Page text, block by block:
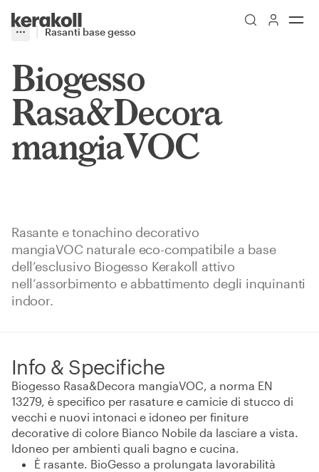
Go to Homepage
More
Toggle menu
Rasanti base gesso
Biogesso
Rasa&Decora
mangiaVOC
Rasante e tonachino decorativo
mangiaVOC naturale eco-compatibile a base
dell’esclusivo Biogesso Kerakoll attivo
nell’assorbimento e abbattimento degli inquinanti
indoor.
Info & Specifiche
Biogesso Rasa&Decora mangiaVOC, a norma EN
13279, è specifico per rasature e camicie di stucco di
vecchi e nuovi intonaci e idoneo per finiture
decorative di colore Bianco Nobile da lasciare a vista.
Idoneo per ambienti quali bagno e cucina.
È rasante. BioGesso a prolungata lavorabilità